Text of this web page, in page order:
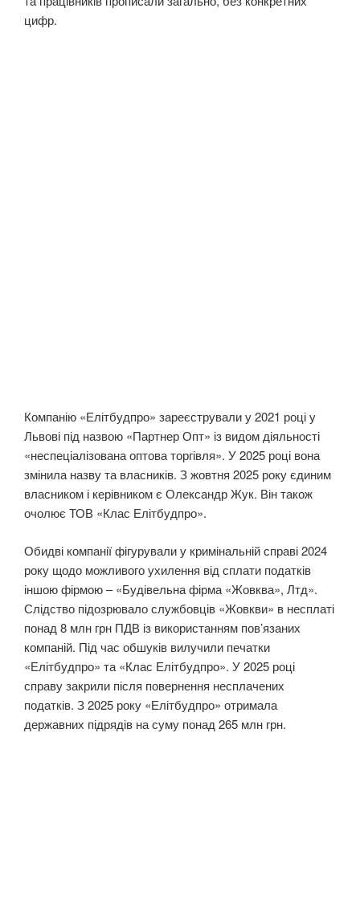
цифр.
Компанію «Елітбудпро» зареєстрували у 2021 році у
Львові під назвою «Партнер Опт» із видом діяльності
«неспеціалізована оптова торгівля». У 2025 році вона
змінила назву та власників. З жовтня 2025 року єдиним
власником і керівником є Олександр Жук. Він також
очолює ТОВ «Клас Елітбудпро».
Обидві компанії фігурували у кримінальній справі 2024
року щодо можливого ухилення від сплати податків
іншою фірмою – «Будівельна фірма «Жовква», Лтд».
Слідство підозрювало службовців «Жовкви» в несплаті
понад 8 млн грн ПДВ із використанням пов’язаних
компаній. Під час обшуків вилучили печатки
«Елітбудпро» та «Клас Елітбудпро». У 2025 році
справу закрили після повернення несплачених
податків. З 2025 року «Елітбудпро» отримала
державних підрядів на суму понад 265 млн грн.